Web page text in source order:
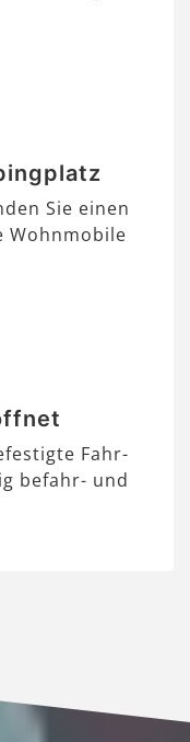
Sie einen
Wohnmobile
Fahr-
befahr- und